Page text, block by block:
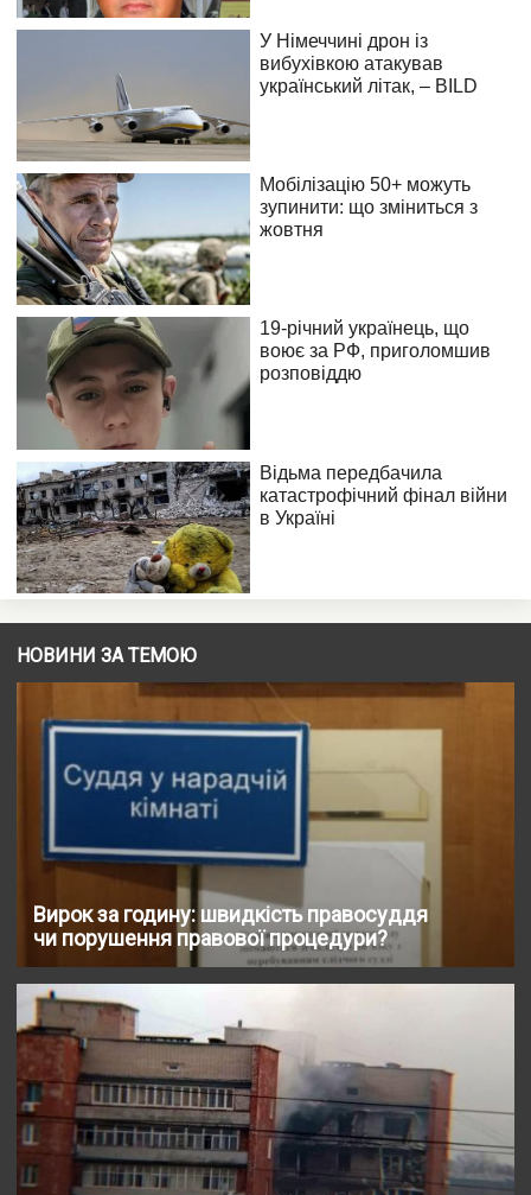
НОВИНИ ЗА ТЕМОЮ
Вирок за годину: швидкість правосуддя
чи порушення правової процедури?